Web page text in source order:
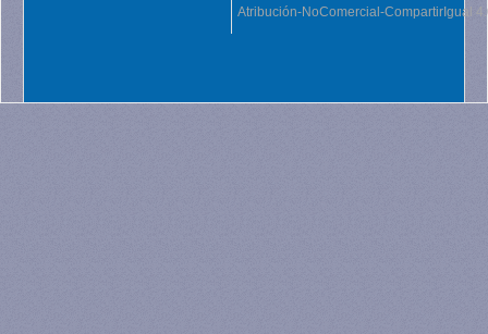
Atribución-NoComercial-CompartirIgual